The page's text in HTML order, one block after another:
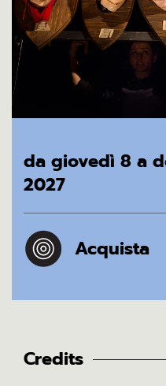
da giovedì 8 a
2027
Acquista
Credits